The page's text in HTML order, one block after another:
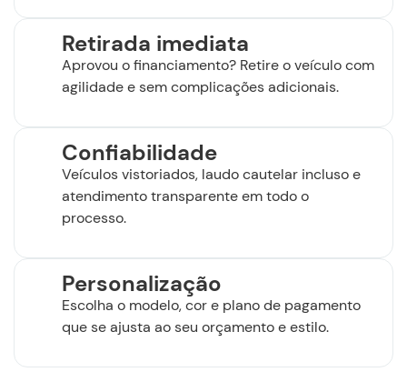
Retirada imediata
Aprovou o financiamento? Retire o veículo com
agilidade e sem complicações adicionais.
Confiabilidade
Veículos vistoriados, laudo cautelar incluso e
atendimento transparente em todo o
processo.
Personalização
Escolha o modelo, cor e plano de pagamento
que se ajusta ao seu orçamento e estilo.